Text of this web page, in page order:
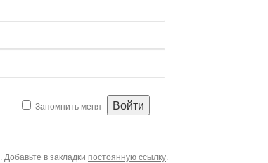
Запомнить меня
. Добавьте в закладки постоянную ссылку.